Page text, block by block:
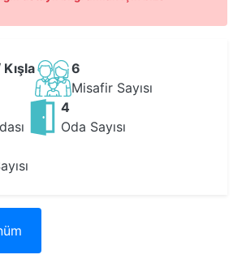
6
Misafir Sayısı
4
Oda Sayısı